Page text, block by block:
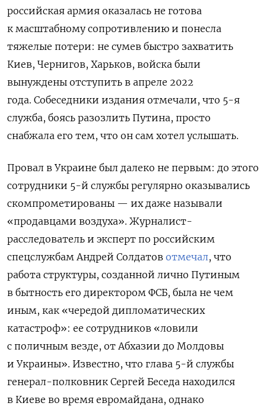
российская армия оказалась не готова
к масштабному сопротивлению и понесла
тяжелые потери: не сумев быстро захватить
Киев, Чернигов, Харьков, войска были
вынуждены отступить в апреле 2022
года. Собеседники издания отмечали, что 5-я
служба, боясь разозлить Путина, просто
снабжала его тем, что он сам хотел услышать.
Провал в Украине был далеко не первым: до этого
сотрудники 5-й службы регулярно оказывались
скомпрометированы — их даже называли
«продавцами воздуха». Журналист-
расследователь и эксперт по российским
спецслужбам Андрей Солдатов отмечал, что
работа структуры, созданной лично Путиным
в бытность его директором ФСБ, была не чем
иным, как «чередой дипломатических
катастроф»: ее сотрудников «ловили
с поличным везде, от Абхазии до Молдовы
и Украины». Известно, что глава 5-й службы
генерал-полковник Сергей Беседа находился
в Киеве во время евромайдана, однако